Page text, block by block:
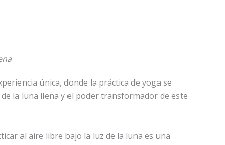
única, donde la práctica de yoga se
la luna llena y el poder transformador de este
al aire libre bajo la luz de la luna es una